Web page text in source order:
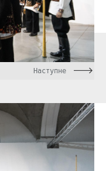
Наступне